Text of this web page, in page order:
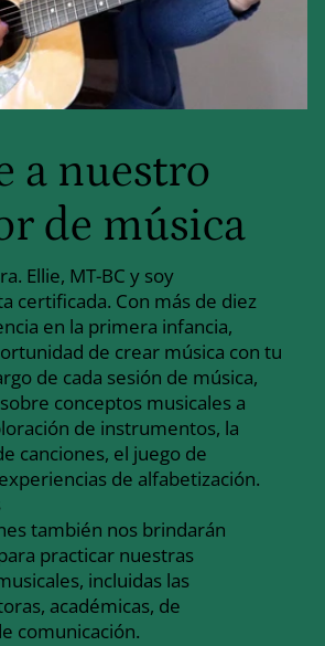
a nuestro
de música
Ellie, MT-BC y soy
certificada. Con más de diez
en la primera infancia,
de crear música con tu
de cada sesión de música,
conceptos musicales a
de instrumentos, la
canciones, el juego de
de alfabetización.
también nos brindarán
practicar nuestras
incluidas las
académicas, de
comunicación.